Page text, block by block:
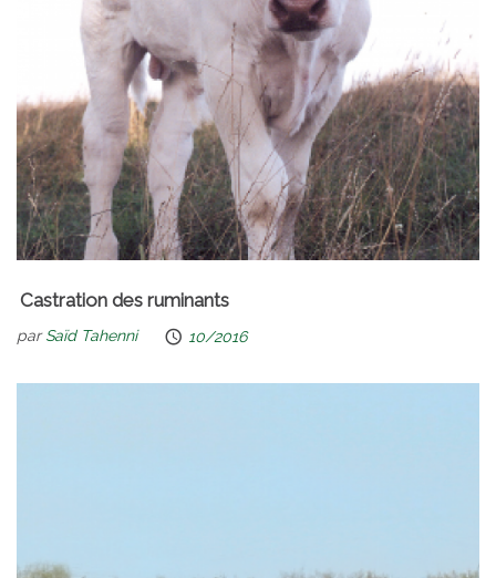
Castration des ruminants
parSaïd Tahenni 10/2016